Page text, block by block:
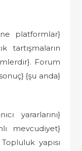
platformlar}
tartışmaların
Forum
{şu anda}
yararlarını}
mevcudiyet}
yapısı